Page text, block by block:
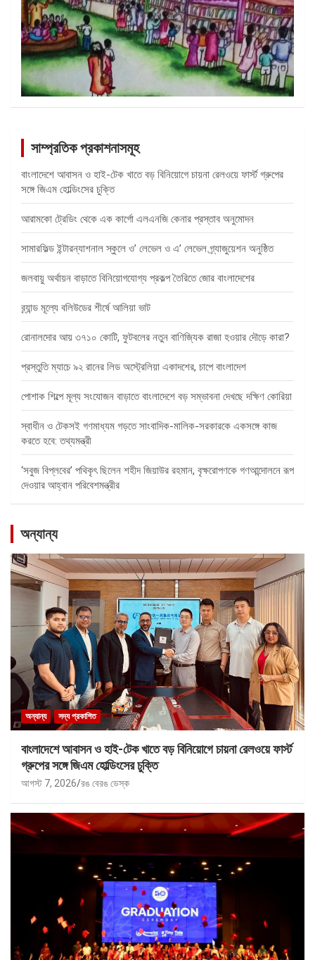
সাম্প্রতিক প্রকাশনাসমূহ
বাংলাদেশে আবাসন ও হাই-টেক খাতে বড় বিনিয়োগে চায়না রেলওয়ে ফার্স্ট গ্রুপের
সঙ্গে জিএম হোল্ডিংসের চুক্তি
আরামকো ট্রেডিং থেকে এক কার্গো এলএনজি কেনার প্রস্তাব অনুমোদন
সামারফিল্ড ইন্টারন্যাশনাল স্কুলে ও’ লেভেল ও এ’ লেভেল গ্র্যাজুয়েশন অনুষ্ঠিত
জলবায়ু অর্থায়ন বাড়াতে বিনিয়োগযোগ্য প্রকল্প তৈরিতে জোর বাংলাদেশের
ব্র্যান্ড মূল্যে বলিউডের শীর্ষে আলিয়া ভাট
রোনালদোর আয় ৩৭১০ কোটি, ফুটবলের নতুন বাণিজ্যিক রাজা হওয়ার দৌড়ে কারা?
প্রস্তুতি ম্যাচে ৯২ রানের লিড অস্ট্রেলিয়া একাদশের, চাপে বাংলাদেশ
পোশাক শিল্পে মূল্য সংযোজন বাড়াতে বাংলাদেশে বড় সম্ভাবনা দেখছে দক্ষিণ কোরিয়া
স্বাধীন ও টেকসই গণমাধ্যম গড়তে সাংবাদিক-মালিক-সরকারকে একসঙ্গে কাজ
করতে হবে: তথ্যমন্ত্রী
‘সবুজ বিপ্লবের’ পথিকৃৎ ছিলেন শহীদ জিয়াউর রহমান, বৃক্ষরোপণকে গণআন্দোলনে রূপ
দেওয়ার আহ্বান পরিবেশমন্ত্রীর
অন্যান্য
অন্যান্য সদ্য প্রকাশিত
বাংলাদেশে আবাসন ও হাই-টেক খাতে বড় বিনিয়োগে চায়না রেলওয়ে ফার্স্ট
গ্রুপের সঙ্গে জিএম হোল্ডিংসের চুক্তি
আগস্ট 7, 2026 রঙ বেরঙ ডেস্ক